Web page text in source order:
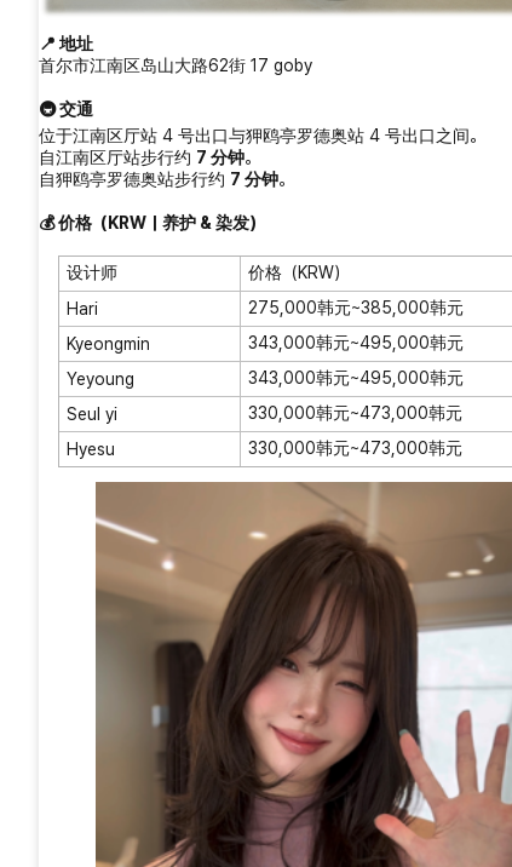
📍 地址
首尔市江南区岛山大路62街 17 goby
🚇 交通
位于江南区厅站 4 号出口与狎鸥亭罗德奥站 4 号出口之间。
自江南区厅站步行约 7 分钟。
自狎鸥亭罗德奥站步行约 7 分钟。
💰 价格（KRW｜养护 & 染发）
设计师
价格（KRW）
Hari
275,000韩元~385,000韩元
Kyeongmin
343,000韩元~495,000韩元
Yeyoung
343,000韩元~495,000韩元
Seul yi
330,000韩元~473,000韩元
Hyesu
330,000韩元~473,000韩元